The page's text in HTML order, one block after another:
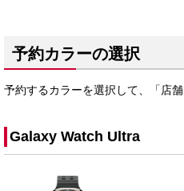
予約カラーの選択
予約するカラーを選択して、「店
Galaxy Watch Ultra